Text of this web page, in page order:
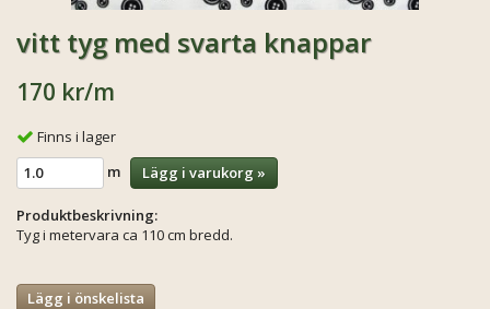
vitt tyg med svarta knappar
170 kr/m
Finns i lager
m
Lägg i varukorg »
Produktbeskrivning:
Tyg i metervara ca 110 cm bredd.
Lägg i önskelista